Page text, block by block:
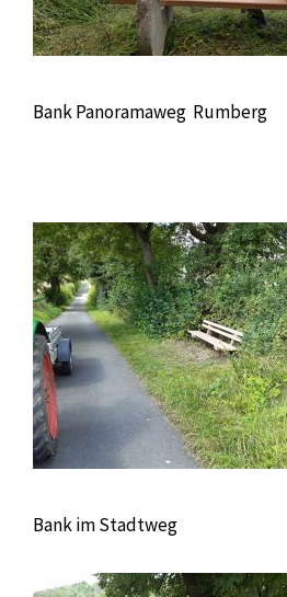
Bank Panoramaweg Rumberg
Bank im Stadtweg